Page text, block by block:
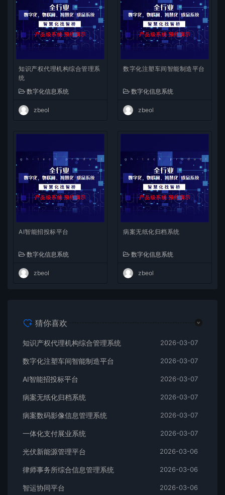
知识产权代理机构综合管理系
统
数字化信息系统
zbeol
数字化注塑车间智能制造平台
数字化信息系统
zbeol
AI智能招投标平台
数字化信息系统
zbeol
病案无纸化归档系统
数字化信息系统
zbeol
猜你喜欢
知识产权代理机构综合管理系统 2026-03-07
数字化注塑车间智能制造平台 2026-03-07
AI智能招投标平台 2026-03-07
病案无纸化归档系统 2026-03-07
病案数码影像信息管理系统 2026-03-07
一体化支付展业系统 2026-03-07
光伏新能源管理平台 2026-03-06
律师事务所综合信息管理系统 2026-03-06
智运协同平台 2026-03-06